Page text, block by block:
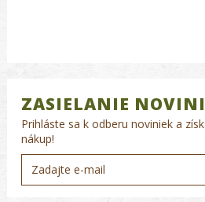
ZASIELANIE
Prihláste sa k odberu noviniek a
nákup!